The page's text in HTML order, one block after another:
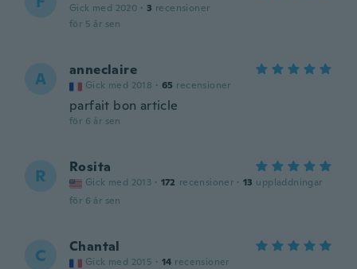
Gick med 2020 · 3 recensioner
för 5 år sen
A anneclaire
Gick med 2018 · 65 recensioner
parfait bon article
för 6 år sen
R Rosita
Gick med 2013 · 172 recensioner · 13 uppladdningar
för 6 år sen
C Chantal
Gick med 2015 · 14 recensioner